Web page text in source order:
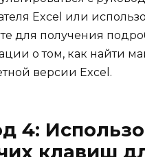
Excel или
для получения
о том, как найти
версии Excel.
4:
клавиш